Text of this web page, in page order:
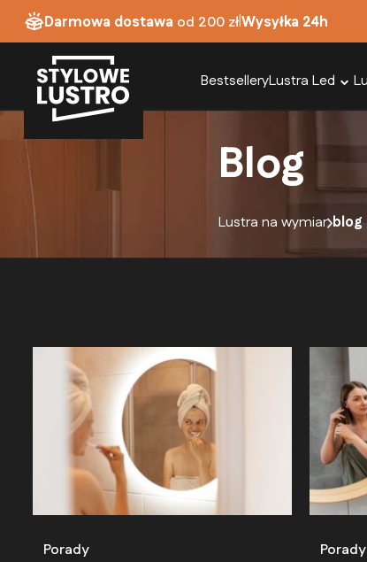
Darmowa dostawa od 200 zł|Wysyłka 24h
BestselleryLustra Led
Blog
Lustra na wymiar blog
Porady Porady